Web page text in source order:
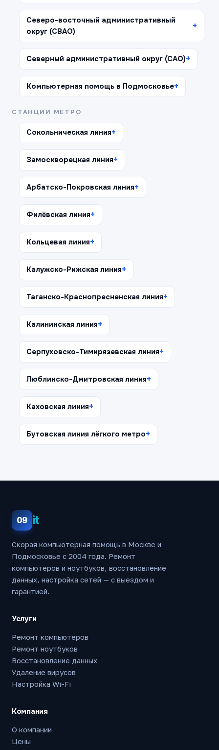
Северо-восточный административный
округ (СВАО)
Северный административный округ (САО)
Компьютерная помощь в Подмосковье
СТАНЦИИ МЕТРО
Сокольническая линия
Замоскворецкая линия
Арбатско-Покровская линия
Филёвская линия
Кольцевая линия
Калужско-Рижская линия
Таганско-Краснопресненская линия
Калининская линия
Серпуховско-Тимирязевская линия
Люблинско-Дмитровская линия
Каховская линия
Бутовская линия лёгкого метро
09 it
Скорая компьютерная помощь в Москве и
Подмосковье с 2004 года. Ремонт
компьютеров и ноутбуков, восстановление
данных, настройка сетей — с выездом и
гарантией.
Услуги
Ремонт компьютеров
Ремонт ноутбуков
Восстановление данных
Удаление вирусов
Настройка Wi-Fi
Компания
О компании
Цены